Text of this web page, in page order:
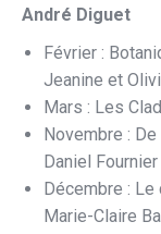
André Diguet
Février :
Jeanine et
Mars : Les
Novembre :
Daniel Fournier
Décembre :
Marie-Claire